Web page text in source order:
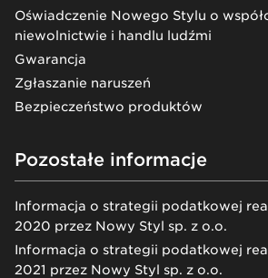
Oświadczenie Nowego Stylu o
niewolnictwie i handlu ludźmi
Gwarancja
Zgłaszanie naruszeń
Bezpieczeństwo produktów
Pozostałe informacje
Informacja o strategii podatkowej
2020 przez Nowy Styl sp. z o.o.
Informacja o strategii podatkowej
2021 przez Nowy Styl sp. z o.o.